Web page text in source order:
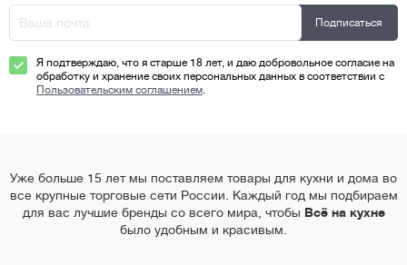
Я подтверждаю, что я старше 18 лет, и даю добровольное согласие на
обработку и хранение своих персональных данных в соответствии с
Пользовательским соглашением.
Уже больше 15 лет мы поставляем товары для кухни и дома во
все крупные торговые сети России. Каждый год мы подбираем
для вас лучшие бренды со всего мира, чтобы Всё на кухне
было удобным и красивым.